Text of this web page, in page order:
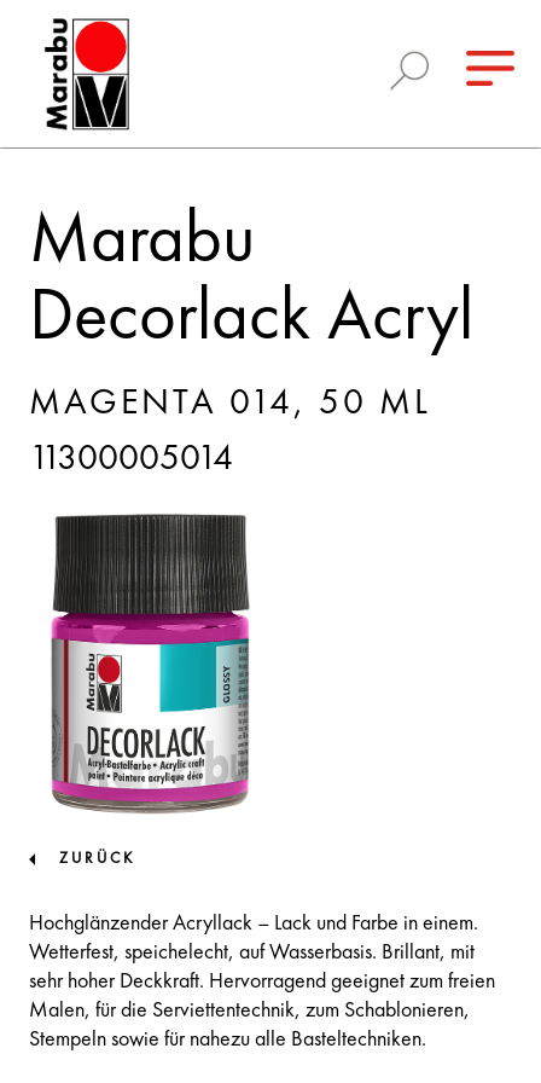
Marabu
Decorlack Acryl
MAGENTA 014, 50 ML
11300005014
ZURÜCK
Hochglänzender Acryllack – Lack und Farbe in einem.
Wetterfest, speichelecht, auf Wasserbasis. Brillant, mit
sehr hoher Deckkraft. Hervorragend geeignet zum freien
Malen, für die Serviettentechnik, zum Schablonieren,
Stempeln sowie für nahezu alle Basteltechniken.